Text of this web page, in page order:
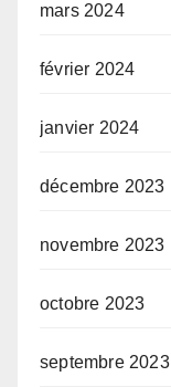
mars 2024
février 2024
janvier 2024
décembre 2023
novembre 2023
octobre 2023
septembre 2023